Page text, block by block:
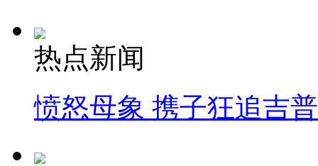
热点新闻
愤怒母象 携子狂追吉